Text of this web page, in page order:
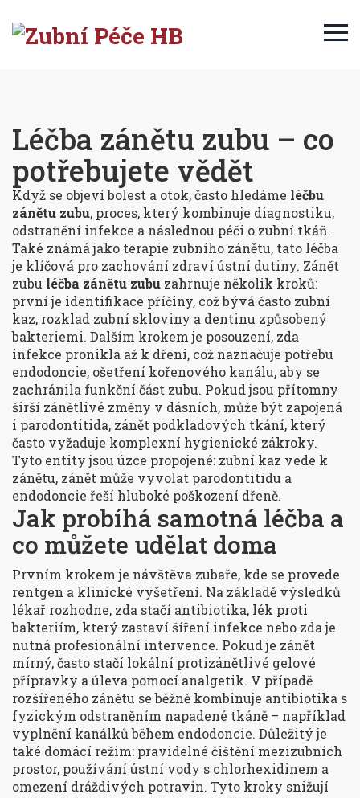
Léčba zánětu zubu – co
potřebujete vědět
Když se objeví bolest a otok, často hledáme léčbu
zánětu zubu, proces, který kombinuje diagnostiku,
odstranění infekce a následnou péči o zubní tkáň.
Také známá jako terapie zubního zánětu, tato léčba
je klíčová pro zachování zdraví ústní dutiny. Zánět
zubu léčba zánětu zubu zahrnuje několik kroků:
první je identifikace příčiny, což bývá často zubní
kaz, rozklad zubní skloviny a dentinu způsobený
bakteriemi. Dalším krokem je posouzení, zda
infekce pronikla až k dřeni, což naznačuje potřebu
endodoncie, ošetření kořenového kanálu, aby se
zachránila funkční část zubu. Pokud jsou přítomny
širší zánětlivé změny v dásních, může být zapojená
i parodontitida, zánět podkladových tkání, který
často vyžaduje komplexní hygienické zákroky.
Tyto entity jsou úzce propojené: zubní kaz vede k
zánětu, zánět může vyvolat parodontitidu a
endodoncie řeší hluboké poškození dřeně.
Jak probíhá samotná léčba a
co můžete udělat doma
Prvním krokem je návštěva zubaře, kde se provede
rentgen a klinické vyšetření. Na základě výsledků
lékař rozhodne, zda stačí antibiotika, lék proti
bakteriím, který zastaví šíření infekce nebo zda je
nutná profesionální intervence. Pokud je zánět
mírný, často stačí lokální protizánětlivé gelové
přípravky a úleva pomocí analgetik. V případě
rozšířeného zánětu se běžně kombinuje antibiotika s
fyzickým odstraněním napadené tkáně – například
vyplnění kanálků během endodoncie. Důležitý je
také domácí režim: pravidelné čištění mezizubních
prostor, používání ústní vody s chlorhexidinem a
omezení dráždivých potravin. Tyto kroky snižují